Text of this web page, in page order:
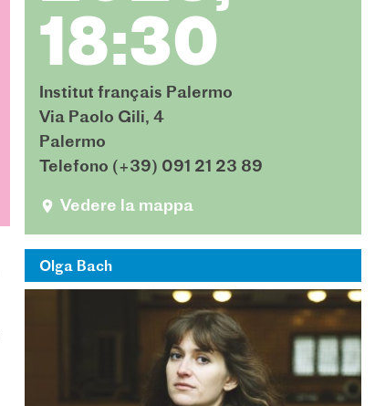
18:30
Institut français Palermo
Via Paolo Gili, 4
Palermo
Telefono (+39) 091 21 23 89
Vedere la mappa
Olga Bach